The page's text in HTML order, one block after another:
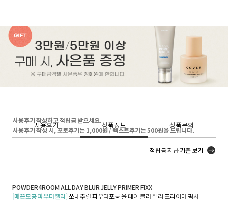
사용후기 상품정보 상품문의
사용후기 작성하고 적립금 받으세요.
사용후기 작성 시, 포토후기는 1,000원 / 텍스트후기는 500원을 드립니다.
적립금 지급 기준 보기
POWDER4ROOM ALL DAY BLUR JELLY PRIMER FIXX
[매끈모공 파우더젤리] 쏘내추럴 파우더포룸 올 데이 블러 젤리 프라이머 픽서